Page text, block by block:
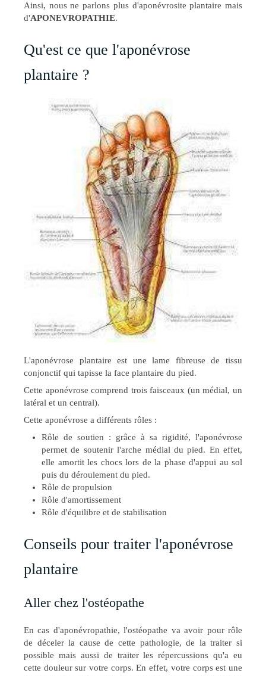
Ainsi, nous ne parlons plus d'aponévrosite plantaire mais
d'APONEVROPATHIE.
Qu'est ce que l'aponévrose
plantaire ?
L'aponévrose plantaire est une lame fibreuse de tissu
conjonctif qui tapisse la face plantaire du pied.
Cette aponévrose comprend trois faisceaux (un médial, un
latéral et un central).
Cette aponévrose a différents rôles :
Rôle de soutien : grâce à sa rigidité, l'aponévrose
permet de soutenir l'arche médial du pied. En effet,
elle amortit les chocs lors de la phase d'appui au sol
puis du déroulement du pied.
Rôle de propulsion
Rôle d'amortissement
Rôle d'équilibre et de stabilisation
Conseils pour traiter l'aponévrose
plantaire
Aller chez l'ostéopathe
En cas d'aponévropathie, l'ostéopathe va avoir pour rôle
de déceler la cause de cette pathologie, de la traiter si
possible mais aussi de traiter les répercussions qu'a eu
cette douleur sur votre corps. En effet, votre corps est une